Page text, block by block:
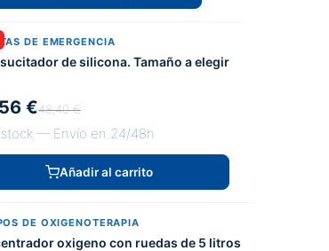
DE EMERGENCIA
de silicona. Tamaño a elegir
€48,40 €
stock — Envío en 24/48h
Añadir al carrito
DE OXIGENOTERAPIA
oxigeno con ruedas de 5 litros